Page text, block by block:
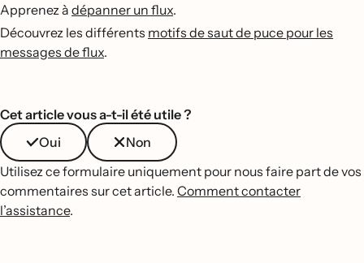
Apprenez à dépanner un flux.
Découvrez les différents motifs de saut de puce pour les
messages de flux.
Cet article vous a-t-il été utile ?
Oui
Non
Utilisez ce formulaire uniquement pour nous faire part de vos
commentaires sur cet article. Comment contacter
l’assistance.